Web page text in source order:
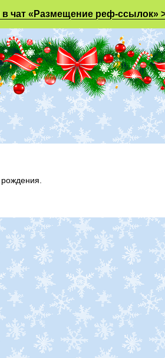
в чат «Размещение реф-ссылок»